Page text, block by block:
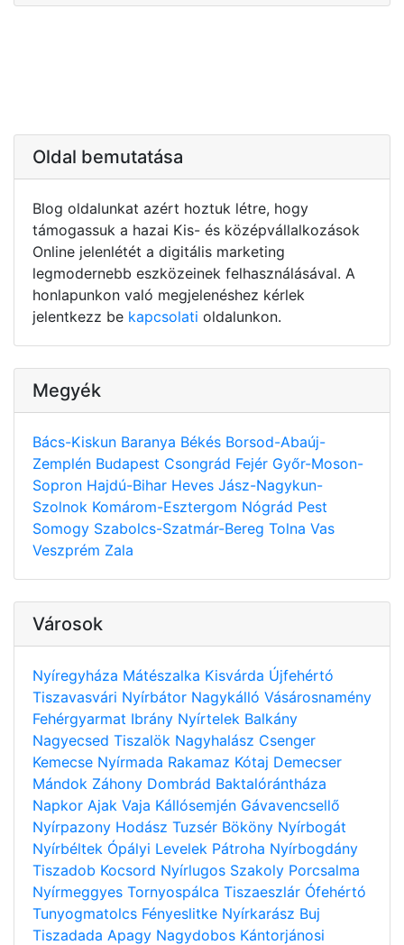
Oldal bemutatása
Blog oldalunkat azért hoztuk létre, hogy
támogassuk a hazai Kis- és középvállalkozások
Online jelenlétét a digitális marketing
legmodernebb eszközeinek felhasználásával. A
honlapunkon való megjelenéshez kérlek
jelentkezz be kapcsolati oldalunkon.
Megyék
Bács-Kiskun Baranya Békés Borsod-Abaúj-
Zemplén Budapest Csongrád Fejér Győr-Moson-
Sopron Hajdú-Bihar Heves Jász-Nagykun-
Szolnok Komárom-Esztergom Nógrád Pest
Somogy Szabolcs-Szatmár-Bereg Tolna Vas
Veszprém Zala
Városok
Nyíregyháza Mátészalka Kisvárda Újfehértó
Tiszavasvári Nyírbátor Nagykálló Vásárosnamény
Fehérgyarmat Ibrány Nyírtelek Balkány
Nagyecsed Tiszalök Nagyhalász Csenger
Kemecse Nyírmada Rakamaz Kótaj Demecser
Mándok Záhony Dombrád Baktalórántháza
Napkor Ajak Vaja Kállósemjén Gávavencsellő
Nyírpazony Hodász Tuzsér Bököny Nyírbogát
Nyírbéltek Ópályi Levelek Pátroha Nyírbogdány
Tiszadob Kocsord Nyírlugos Szakoly Porcsalma
Nyírmeggyes Tornyospálca Tiszaeszlár Ófehértó
Tunyogmatolcs Fényeslitke Nyírkarász Buj
Tiszadada Apagy Nagydobos Kántorjánosi